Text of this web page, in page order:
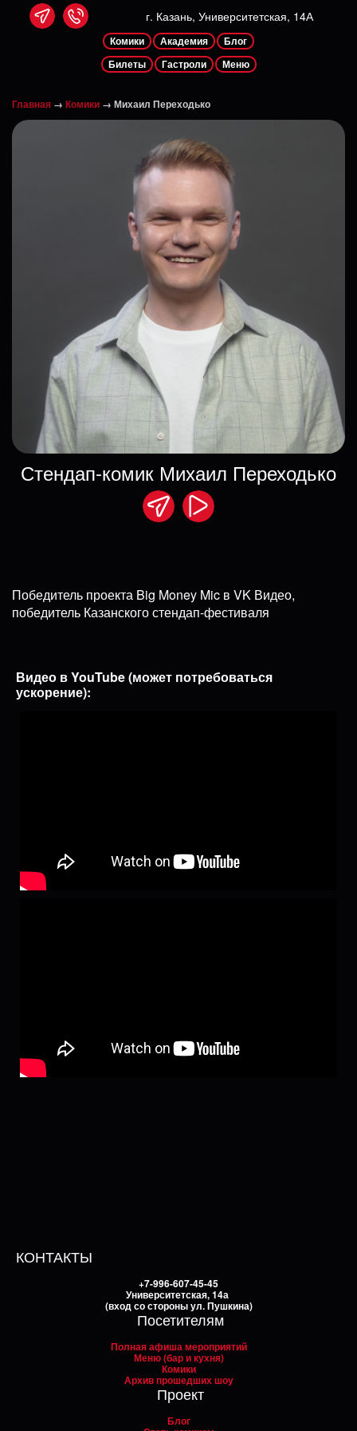
г. Казань, Университетская, 14А
Комики Академия
Блог
Билеты
Гастроли Меню
Главная → Комики → Михаил Переходько
Стендап-комик Михаил Переходько
Победитель проекта Big Money Mic в VK Видео,
победитель Казанского стендап-фестиваля
Видео в YouTube (может потребоваться
ускорение):
КОНТАКТЫ
+7-996-607-45-45
Университетская, 14а
(вход со стороны ул. Пушкина)
Посетителям
Полная афиша мероприятий
Меню (бар и кухня)
Комики
Архив прошедших шоу
Проект
Блог